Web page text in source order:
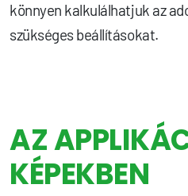
könnyen kalkulálhatjuk az
szükséges beállításokat.
AZ
KÉPEKBEN